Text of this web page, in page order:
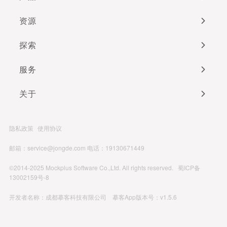
资源
探索
服务
关于
隐私政策 使用协议
邮箱：service@jongde.com 电话：19130671449
©2014-2025 Mockplus Software Co.,Ltd. All rights reserved. 蜀ICP备
13002159号-8
开发者名称：成都摹客科技有限公司 摹客App版本号：v1.5.6